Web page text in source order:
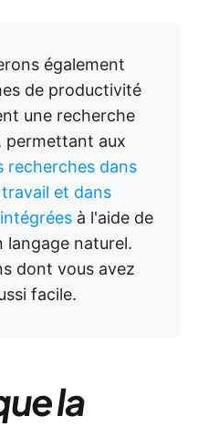
également
de productivité
une recherche
permettant aux
recherches dans
et dans
à l'aide de
langage naturel.
dont vous avez
facile.
la